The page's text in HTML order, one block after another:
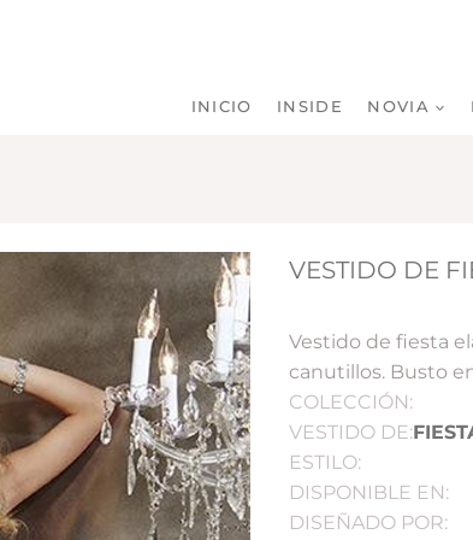
INICIO INSIDE NOVIA
VESTIDO DE
Vestido de fiesta
canutillos. Busto
COLECCIÓN:
VESTIDO DE:
ESTILO:
DISPONIBLE EN:
DISEÑADO POR: